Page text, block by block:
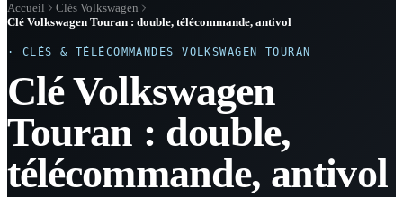
Accueil
Clés Volkswagen
Clé Volkswagen Touran : double, télécommande, antivol
· CLÉS & TÉLÉCOMMANDES VOLKSWAGEN TOURAN
Clé Volkswagen
Touran : double,
télécommande, antivol